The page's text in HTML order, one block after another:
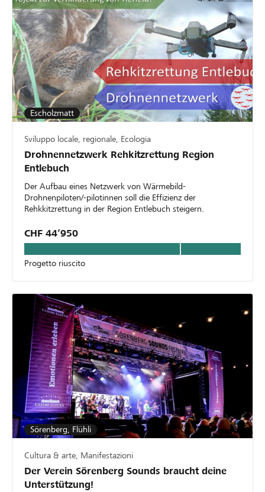
Escholzmatt
Sviluppo locale, regionale, Ecologia
Drohnennetzwerk Rehkitzrettung Region
Entlebuch
Der Aufbau eines Netzwerk von Wärmebild-
Drohnenpiloten/-pilotinnen soll die Effizienz der
Rehkkitzrettung in der Region Entlebuch steigern.
CHF 44’950
Progetto riuscito
Sörenberg, Flühli
Cultura & arte, Manifestazioni
Der Verein Sörenberg Sounds braucht deine
Unterstützung!